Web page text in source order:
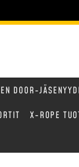
DOOR-
X-ROPE